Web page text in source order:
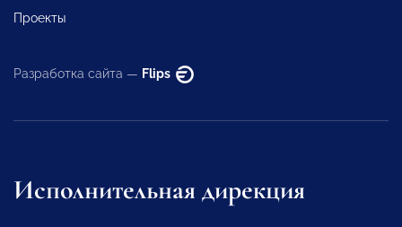
Проекты
Разработка сайта — Flips
Исполнительная дирекция